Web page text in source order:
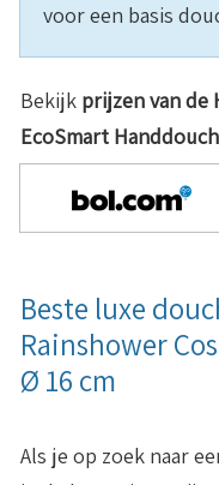
voor een basis
Bekijk prijzen van de
EcoSmart
Beste luxe
Rainshower
Ø 16 cm
Als je op zoek naar